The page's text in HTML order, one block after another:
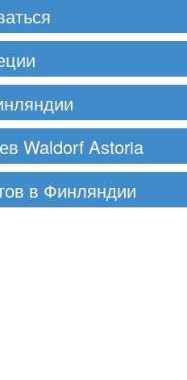
Waldorf Astoria
в Финляндии